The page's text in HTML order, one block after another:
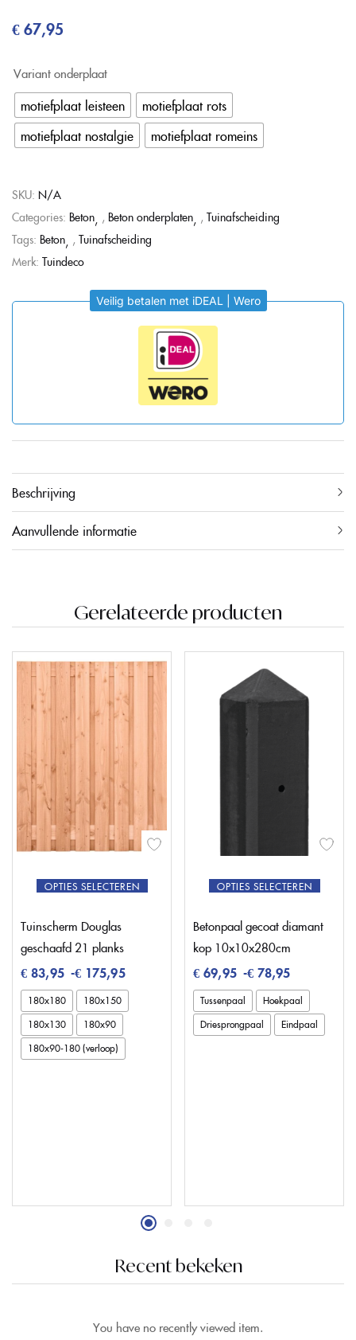
€67,95
Variant onderplaat
motiefplaat leisteen
motiefplaat rots
motiefplaat nostalgie
motiefplaat romeins
SKU: N/A
Categories: Beton , Beton onderplaten , Tuinafscheiding
Tags: Beton , Tuinafscheiding
Merk: Tuindeco
Veilig betalen met iDEAL | Wero
Beschrijving
Aanvullende informatie
Gerelateerde producten
OPTIES SELECTEREN
Tuinscherm Douglas
geschaafd 21 planks
€ 83,95 -€175,95
180x180
180x150
180x130
180x90
180x90-180 (verloop)
OPTIES SELECTEREN
Betonpaal gecoat diamant
kop 10x10x280cm
€ 69,95 -€78,95
Tussenpaal
Hoekpaal
Driesprongpaal
Eindpaal
Recent bekeken
You have no recently viewed item.